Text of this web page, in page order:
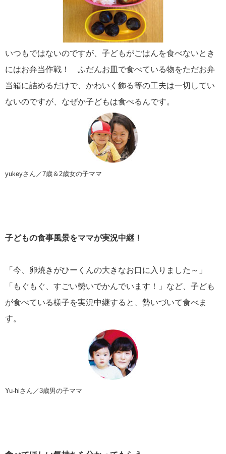
いつもではないのですが、子どもがごはんを食べないとき
にはお弁当作戦！ ふだんお皿で食べている物をただお弁
当箱に詰めるだけで、かわいく飾る等の工夫は一切してい
ないのですが、なぜか子どもは食べるんです。
yukeyさん／7歳＆2歳女の子ママ
子どもの食事風景をママが実況中継！
「今、卵焼きがひーくんの大きなお口に入りました～」
「もぐもぐ、すごい勢いでかんでいます！」など、子ども
が食べている様子を実況中継すると、勢いづいて食べま
す。
Yu-hiさん／3歳男の子ママ